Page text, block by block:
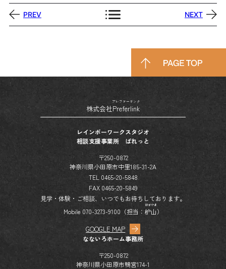
PREV NEXT
株式会社Preferlink
プレファーリンク
レインボーワークスタジオ
相談支援事業所 ぱれっと
〒250-0872
神奈川県小田原市中里185-31-2A
TEL 0465-20-5848
FAX 0465-20-5849
見学・体験・ご相談、いつでもお待ちしております。
Mobile 070-3273-9100（担当： 枦山
はぜやま
）
GOOGLE MAP
なないろホーム事務所
〒250-0872
神奈川県小田原市鴨宮174-1